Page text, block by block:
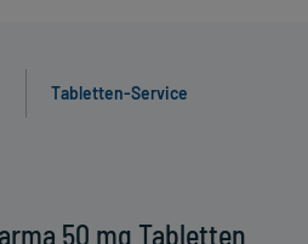
Tabletten-Service
50 mg Tabletten